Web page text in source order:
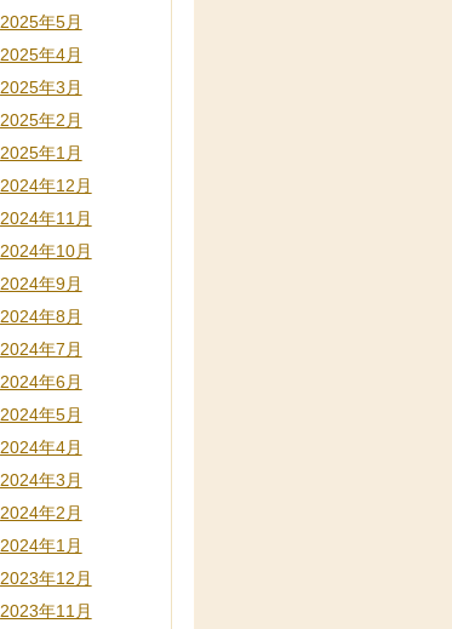
2025年5月
2025年4月
2025年3月
2025年2月
2025年1月
2024年12月
2024年11月
2024年10月
2024年9月
2024年8月
2024年7月
2024年6月
2024年5月
2024年4月
2024年3月
2024年2月
2024年1月
2023年12月
2023年11月